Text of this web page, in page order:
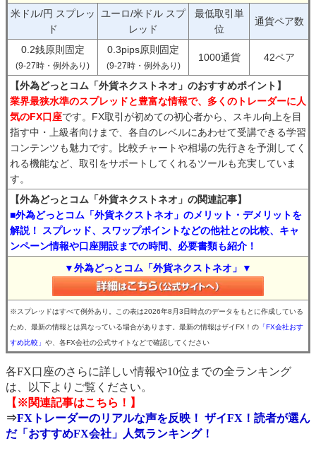
米ドル/円 スプレッ
ド
ユーロ/米ドル スプ
レッド
最低取引単
位
通貨ペア数
0.2銭原則固定
(9-27時・例外あり)
0.3pips原則固定
(9-27時・例外あり)
1000通貨 42ペア
【外為どっとコム「外貨ネクストネオ」のおすすめポイント】
業界最狭水準のスプレッドと豊富な情報で、多くのトレーダーに人
気のFX口座です。FX取引が初めての初心者から、スキル向上を目
指す中・上級者向けまで、各自のレベルにあわせて受講できる学習
コンテンツも魅力です。比較チャートや相場の先行きを予測してく
れる機能など、取引をサポートしてくれるツールも充実していま
す。
【外為どっとコム「外貨ネクストネオ」の関連記事】
■外為どっとコム「外貨ネクストネオ」のメリット・デメリットを
解説！ スプレッド、スワップポイントなどの他社との比較、キャ
ンペーン情報や口座開設までの時間、必要書類も紹介！
▼外為どっとコム「外貨ネクストネオ」▼
※スプレッドはすべて例外あり。この表は2026年8月3日時点のデータをもとに作成している
ため、最新の情報とは異なっている場合があります。最新の情報はザイFX！の 「FX会社おす
すめ比較」 や、各FX会社の公式サイトなどで確認してください
各FX口座のさらに詳しい情報や10位までの全ランキング
は、以下よりご覧ください。
【※関連記事はこちら！】
⇒FXトレーダーのリアルな声を反映！ ザイFX！読者が選ん
だ「おすすめFX会社」人気ランキング！